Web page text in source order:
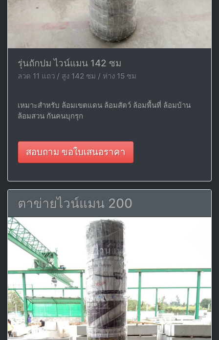
รุ่นถักปม ไวน์แมน 142 ซม
ลวด 11 แถว / สูง 142 ซม / ห่าง 15 ซม
เหมาะสำหรับ ล้อมเขตแดน ล้อมสัตว์ ล้อมพื้นที่ ล้อมบ้าน
ล้อมสวน กันคนบุกรุก
สอบถาม ขอใบเสนอราคา
ตาข่ายไวน์แมน 200